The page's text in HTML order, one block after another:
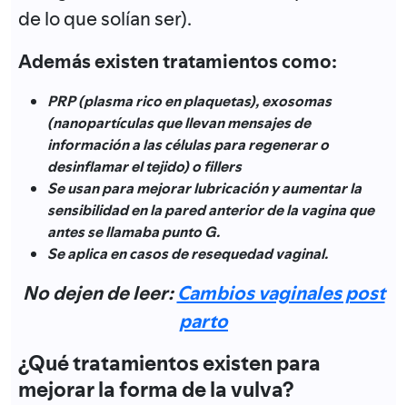
de lo que solían ser).
Además existen tratamientos como:
PRP (plasma rico en plaquetas), exosomas
(nanopartículas que llevan mensajes de
información a las células para regenerar o
desinflamar el tejido) o fillers
Se usan para mejorar lubricación y aumentar la
sensibilidad en la pared anterior de la vagina que
antes se llamaba punto G.
Se aplica en casos de resequedad vaginal.
No dejen de leer:Cambios vaginales post
parto
¿Qué tratamientos existen para
mejorar la forma de la vulva?